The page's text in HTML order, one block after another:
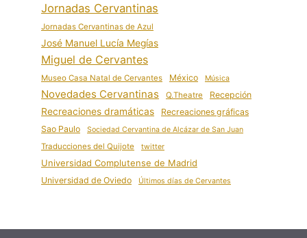
Jornadas Cervantinas
Jornadas Cervantinas de Azul
José Manuel Lucía Megías
Miguel de Cervantes
Museo Casa Natal de Cervantes México Música
Novedades Cervantinas Q.Theatre Recepción
Recreaciones dramáticas
Recreaciones gráficas
Sao Paulo
Sociedad Cervantina de Alcázar de San Juan
Traducciones del Quijote twitter
Universidad Complutense de Madrid
Universidad de Oviedo Últimos días de Cervantes